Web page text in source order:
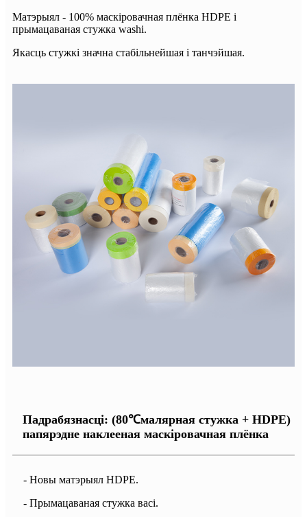
Матэрыял - 100% маскіровачная плёнка HDPE і
прымацаваная стужка washi.
Якасць стужкі значна стабільнейшая і танчэйшая.
Падрабязнасці: (80℃малярная стужка + HDPE)
папярэдне наклееная маскіровачная плёнка
- Новы матэрыял HDPE.
- Прымацаваная стужка васі.